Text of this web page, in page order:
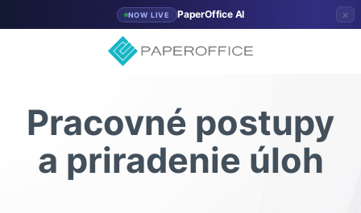
NOW LIVE PaperOffice AI ×
Pracovné postupy
a priradenie úloh